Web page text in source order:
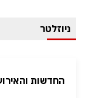
ניוזלטר
החדשות